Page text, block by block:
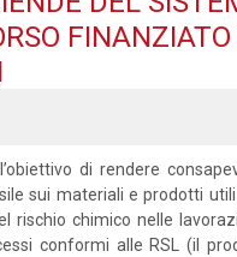
FINANZIATO
di rendere
sui materiali e prodotti
rischio chimico nelle
conformi alle RSL (il